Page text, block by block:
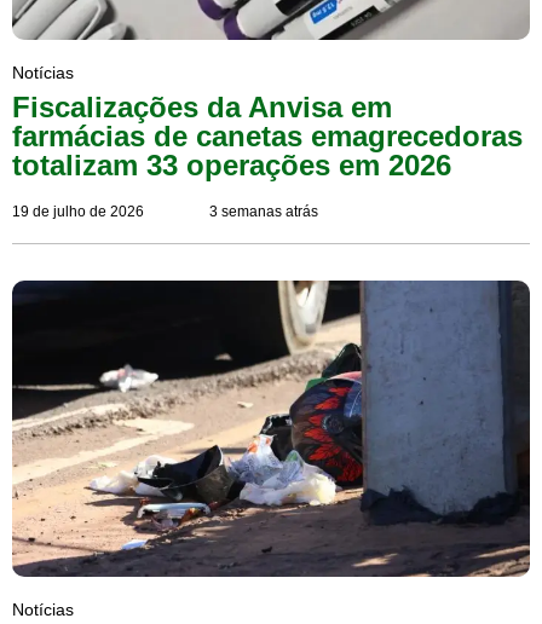
Notícias
Fiscalizações da Anvisa em
farmácias de canetas emagrecedoras
totalizam 33 operações em 2026
19 de julho de 2026 3 semanas atrás
Notícias